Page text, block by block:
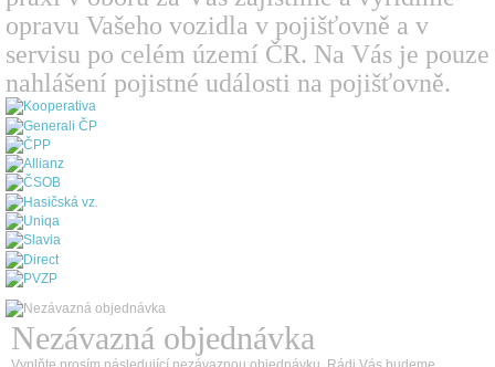
opravu Vašeho vozidla v pojišťovně a v
servisu po celém území ČR. Na Vás je pouze
nahlášení pojistné události na pojišťovně.
Nezávazná objednávka